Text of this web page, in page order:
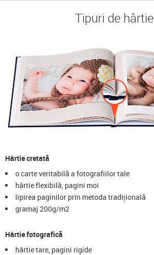
Tipuri de hârtie
Hârtie cretată
o carte veritabilă a fotografiilor tale
hârtie flexibilă, pagini moi
lipirea paginilor prin metoda tradițională
gramaj 200g/m2
Hârtie fotografică
hârtie tare, pagini rigide